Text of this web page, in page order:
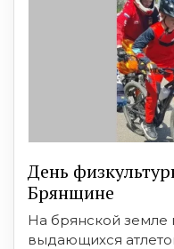
День
Брянщине
На брянской земле
выдающихся